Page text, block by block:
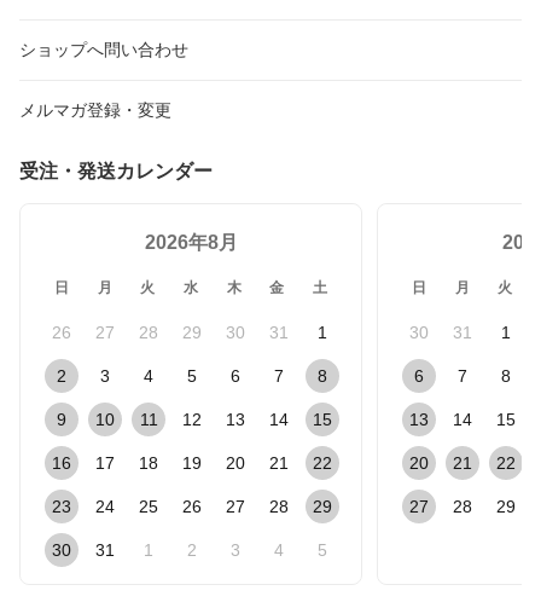
ショップへ問い合わせ
メルマガ登録・変更
受注・発送カレンダー
2026年8月
日 月 火 水 木 金 土
26 27 28 29 30 31 1
2 3 4 5 6 7 8
9 10 11 12 13 14 15
16 17 18 19 20 21 22
23 24 25 26 27 28 29
30 31 1 2 3 4 5
日 月 火
30 31 1
6 7 8
13 14 15
20 21 22
27 28 29